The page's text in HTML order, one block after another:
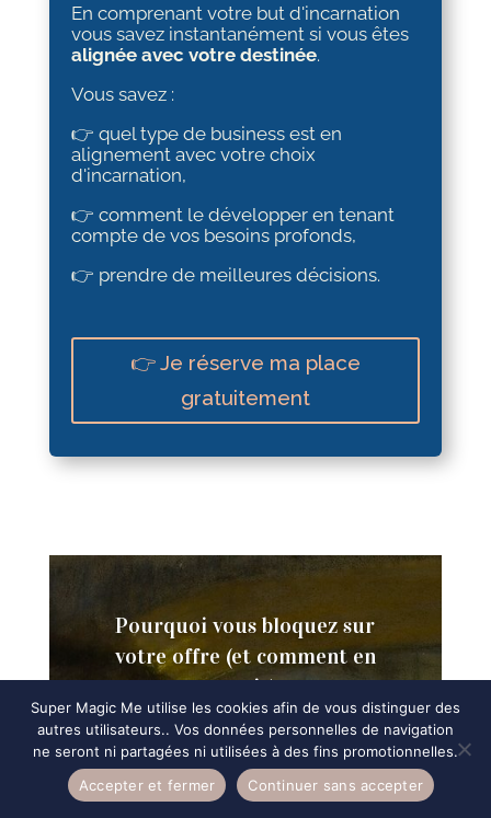
En comprenant votre but d'incarnation
vous savez instantanément si vous êtes
alignée avec votre destinée.
Vous savez :
👉 quel type de business est en
alignement avec votre choix
d'incarnation,
👉 comment le développer en tenant
compte de vos besoins profonds,
👉 prendre de meilleures décisions.
👉 Je réserve ma place
gratuitement
Pourquoi vous bloquez sur
votre offre (et comment en
sortir)
Pourquoi je bloque sur mon offre ?C’est
la question que vous vous posez en
boucle, entre deux tâches urgentes,
trois idées lumineuses et ce petit goût
amer de “je devrais déjà l’avoir
Super Magic Me utilise les cookies afin de vous distinguer des
autres utilisateurs.. Vos données personnelles de navigation
ne seront ni partagées ni utilisées à des fins promotionnelles.
Accepter et fermer
Continuer sans accepter